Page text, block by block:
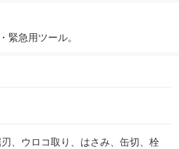
緊急用ツール。
、ウロコ取り、はさみ、缶切、栓